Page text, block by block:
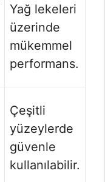
Yağ lekeleri
üzerinde
mükemmel
performans.
Çeşitli
yüzeylerde
güvenle
kullanılabilir.